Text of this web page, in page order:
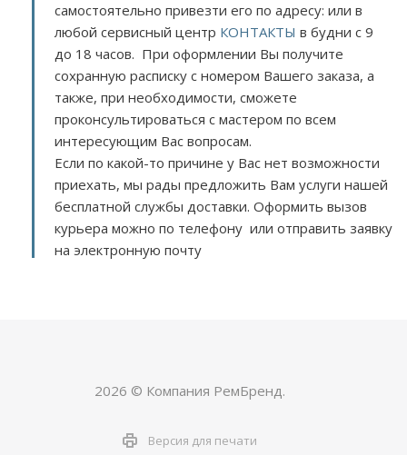
самостоятельно привезти его по адресу: или в
любой сервисный центр КОНТАКТЫ в будни с 9
до 18 часов. При оформлении Вы получите
сохранную расписку с номером Вашего заказа, а
также, при необходимости, сможете
проконсультироваться с мастером по всем
интересующим Вас вопросам.
Если по какой-то причине у Вас нет возможности
приехать, мы рады предложить Вам услуги нашей
бесплатной службы доставки. Оформить вызов
курьера можно по телефону или отправить заявку
на электронную почту
2026 © Компания РемБренд.
Версия для печати